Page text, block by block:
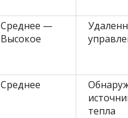
Среднее —
Высокое
Среднее
тепла